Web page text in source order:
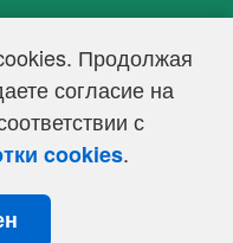
Продолжая
согласие на
с
cookies.
№ ФС 77-39848, выдано
связи,
коммуникаций